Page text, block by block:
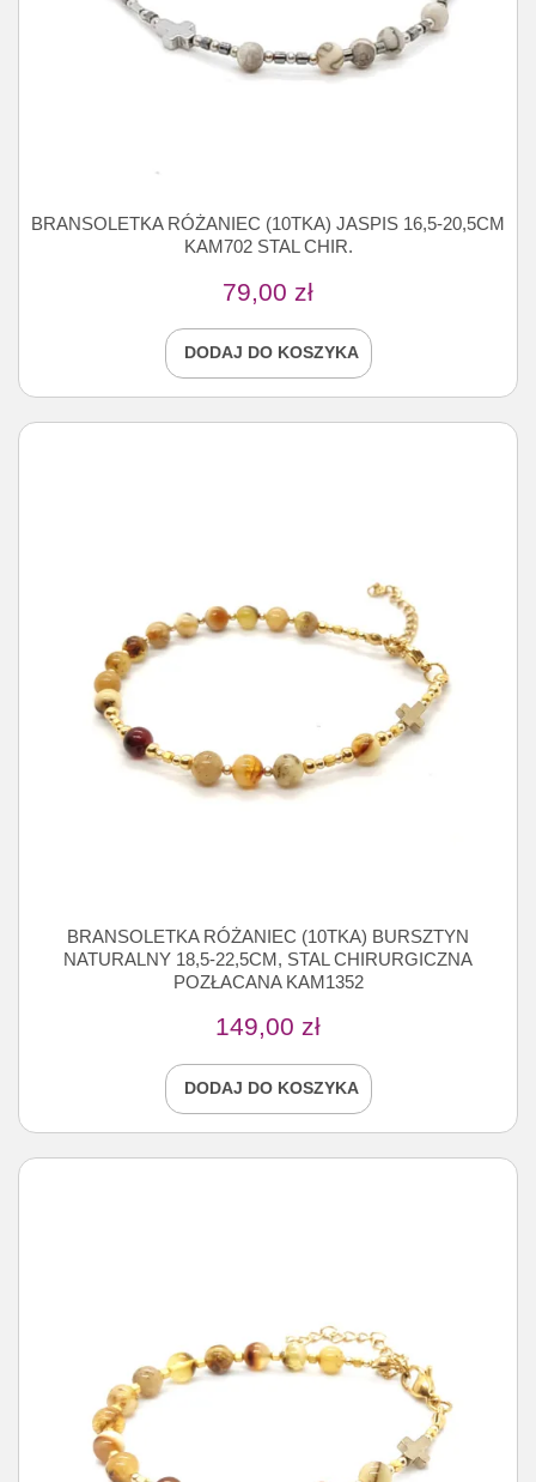
BRANSOLETKA RÓŻANIEC (10TKA) JASPIS 16,5-20,5CM
KAM702 STAL CHIR.
79,00 zł
DODAJ DO KOSZYKA
BRANSOLETKA RÓŻANIEC (10TKA) BURSZTYN
NATURALNY 18,5-22,5CM, STAL CHIRURGICZNA
POZŁACANA KAM1352
149,00 zł
DODAJ DO KOSZYKA